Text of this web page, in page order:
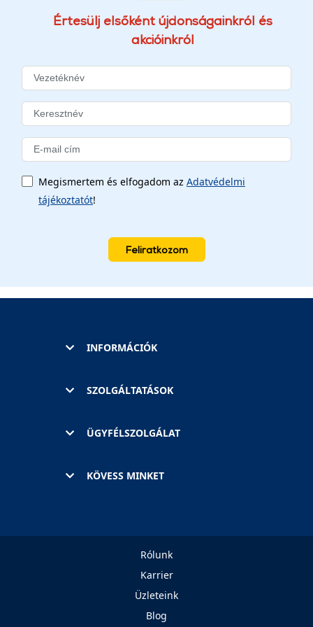
Értesülj elsőként újdonságainkról és
akcióinkról
Megismertem és elfogadom az Adatvédelmi
tájékoztatót!
Feliratkozom
INFORMÁCIÓK
SZOLGÁLTATÁSOK
ÜGYFÉLSZOLGÁLAT
KÖVESS MINKET
Rólunk
Karrier
Üzleteink
Blog